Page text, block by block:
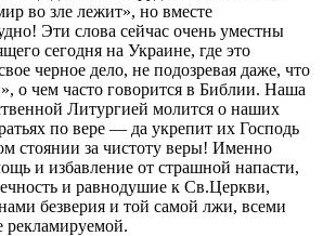
во зле лежит», но вместе
Эти слова сейчас очень уместны
сегодня на Украине, где это
черное дело, не подозревая даже, что
о чем часто говорится в Библии. Наша
Литургией молится о наших
по вере — да укрепит их Господь
стоянии за чистоту веры! Именно
и избавление от страшной напасти,
и равнодушие к Св.Церкви,
безверия и той самой лжи, всеми